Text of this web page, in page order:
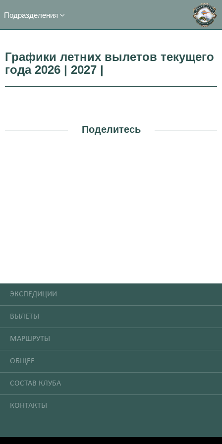
Подразделения
Графики летних вылетов текущего
года 2026 | 2027 |
Поделитесь
ЭКСПЕДИЦИИ
ВЫЛЕТЫ
МАРШРУТЫ
ОБЩЕЕ
СОСТАВ КЛУБА
КОНТАКТЫ